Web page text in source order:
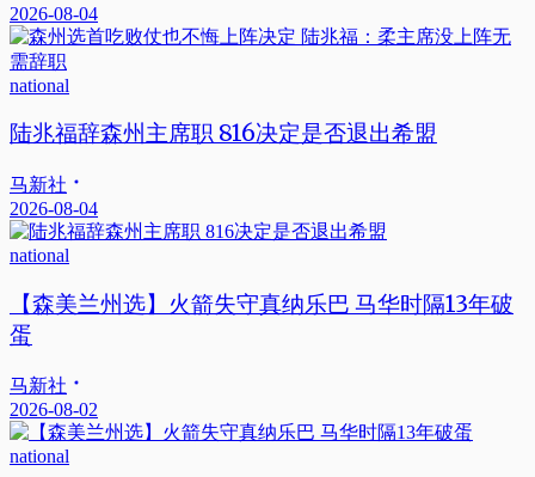
2026-08-04
national
陆兆福辞森州主席职 816决定是否退出希盟
马新社
2026-08-04
national
【森美兰州选】火箭失守真纳乐巴 马华时隔13年破
蛋
马新社
2026-08-02
national